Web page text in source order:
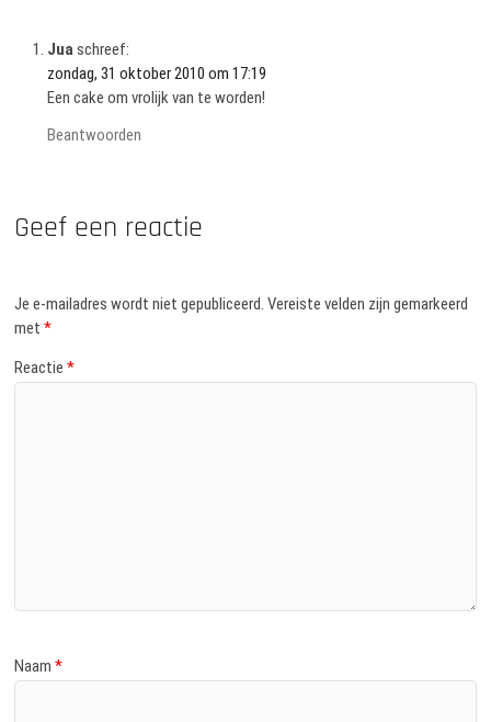
Juaschreef:
zondag, 31 oktober 2010 om 17:19
Een cake om vrolijk van te worden!
Beantwoorden
Geef een reactie
Je e-mailadres wordt niet gepubliceerd. Vereiste velden zijn gemarkeerd
met*
Reactie*
Naam*